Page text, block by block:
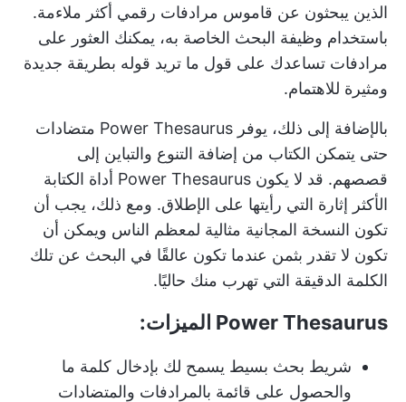
الذين يبحثون عن قاموس مرادفات رقمي أكثر ملاءمة.
باستخدام وظيفة البحث الخاصة به، يمكنك العثور على
مرادفات تساعدك على قول ما تريد قوله بطريقة جديدة
ومثيرة للاهتمام.
بالإضافة إلى ذلك، يوفر Power Thesaurus متضادات
حتى يتمكن الكتاب من إضافة التنوع والتباين إلى
قصصهم. قد لا يكون Power Thesaurus أداة الكتابة
الأكثر إثارة التي رأيتها على الإطلاق. ومع ذلك، يجب أن
تكون النسخة المجانية مثالية لمعظم الناس ويمكن أن
تكون لا تقدر بثمن عندما تكون عالقًا في البحث عن تلك
الكلمة الدقيقة التي تهرب منك حاليًا.
Power Thesaurus الميزات:
شريط بحث بسيط يسمح لك بإدخال كلمة ما
والحصول على قائمة بالمرادفات والمتضادات